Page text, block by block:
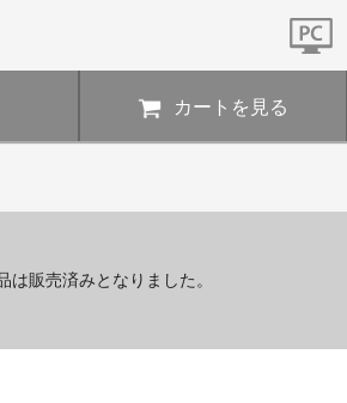
カートを見る
は販売済みとなりました。